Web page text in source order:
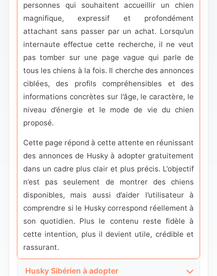
personnes qui souhaitent accueillir un chien
magnifique, expressif et profondément
attachant sans passer par un achat. Lorsqu’un
internaute effectue cette recherche, il ne veut
pas tomber sur une page vague qui parle de
tous les chiens à la fois. Il cherche des annonces
ciblées, des profils compréhensibles et des
informations concrètes sur l’âge, le caractère, le
niveau d’énergie et le mode de vie du chien
proposé.
Cette page répond à cette attente en réunissant
des annonces de Husky à adopter gratuitement
dans un cadre plus clair et plus précis. L’objectif
n’est pas seulement de montrer des chiens
disponibles, mais aussi d’aider l’utilisateur à
comprendre si le Husky correspond réellement à
son quotidien. Plus le contenu reste fidèle à
cette intention, plus il devient utile, crédible et
rassurant.
Husky Sibérien à adopter